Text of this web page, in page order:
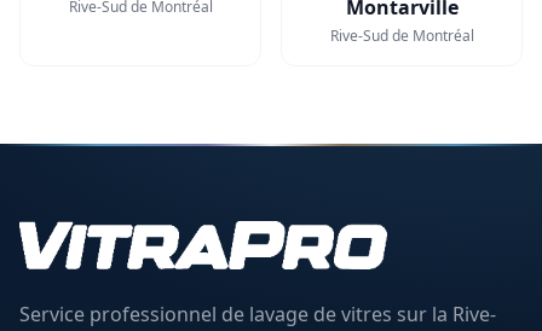
Rive-Sud de Montréal
Montarville
Rive-Sud de Montréal
Service professionnel de lavage de vitres sur la Rive-